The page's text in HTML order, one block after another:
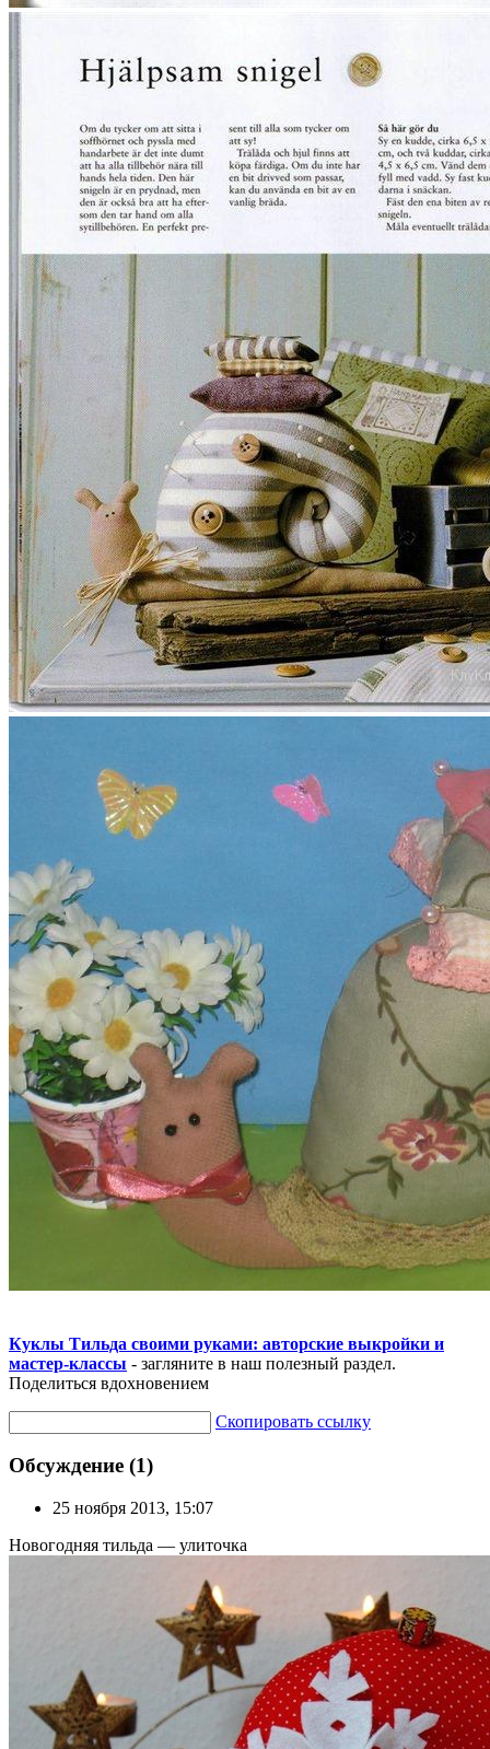
Куклы Тильда своими руками: авторские выкройки и
мастер-классы - загляните в наш полезный раздел.
Поделиться вдохновением
Скопировать ссылку
Обсуждение (1)
25 ноября 2013, 15:07
Новогодняя тильда — улиточка